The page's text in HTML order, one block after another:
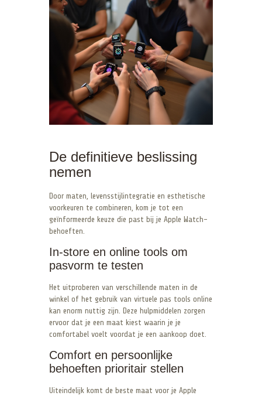
De definitieve beslissing
nemen
Door maten, levensstijlintegratie en esthetische
voorkeuren te combineren, kom je tot een
geïnformeerde keuze die past bij je Apple Watch-
behoeften.
In-store en online tools om
pasvorm te testen
Het uitproberen van verschillende maten in de
winkel of het gebruik van virtuele pas tools online
kan enorm nuttig zijn. Deze hulpmiddelen zorgen
ervoor dat je een maat kiest waarin je je
comfortabel voelt voordat je een aankoop doet.
Comfort en persoonlijke
behoeften prioritair stellen
Uiteindelijk komt de beste maat voor je Apple